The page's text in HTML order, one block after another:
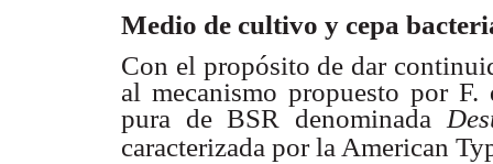
Medio de cultivo y cepa
Con el propósito de dar
al mecanismo propuesto por
pura de BSR denominada
caracterizada por la American